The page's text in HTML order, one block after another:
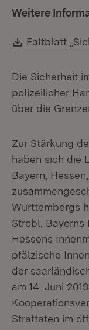
Weitere
Download:
Faltblatt
Die Sicherheit
polizeilicher
über die
Zur Stärkung
haben sich die
Bayern,
Württembergs
Strobl, Bayerns
Hessens
pfälzische
der
am 14. Juni
Straftaten im